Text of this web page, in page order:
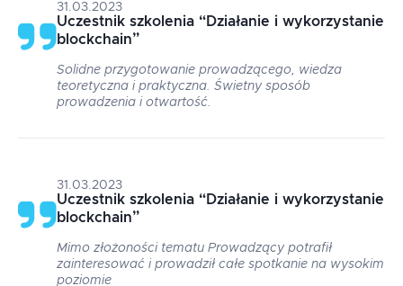
31.03.2023
Uczestnik szkolenia “Działanie i wykorzystanie
blockchain”
Solidne przygotowanie prowadzącego, wiedza
teoretyczna i praktyczna. Świetny sposób
prowadzenia i otwartość.
31.03.2023
Uczestnik szkolenia “Działanie i wykorzystanie
blockchain”
Mimo złożoności tematu Prowadzący potrafił
zainteresować i prowadził całe spotkanie na wysokim
poziomie